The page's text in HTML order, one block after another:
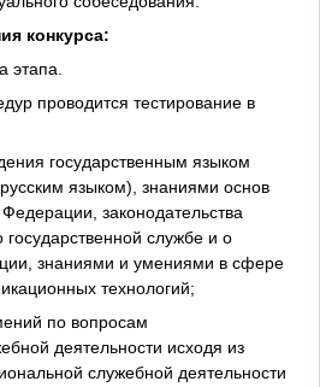
конкурса:
этапа.
проводится тестирование в
государственным языком
языком), знаниями основ
законодательства
службе и о
знаниями и умениями в сфере
технологий;
по вопросам
деятельности исходя из
служебной деятельности